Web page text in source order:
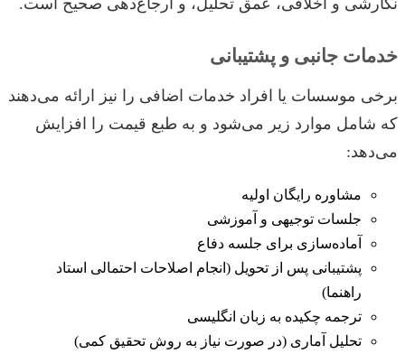
خدمات جانبی و پشتیبانی
برخی موسسات یا افراد خدمات اضافی را نیز ارائه می‌دهند
که شامل موارد زیر می‌شود و به طبع قیمت را افزایش
می‌دهد:
مشاوره رایگان اولیه
جلسات توجیهی و آموزشی
آماده‌سازی برای جلسه دفاع
پشتیبانی پس از تحویل (انجام اصلاحات احتمالی استاد
راهنما)
ترجمه چکیده به زبان انگلیسی
تحلیل آماری (در صورت نیاز به روش تحقیق کمی)